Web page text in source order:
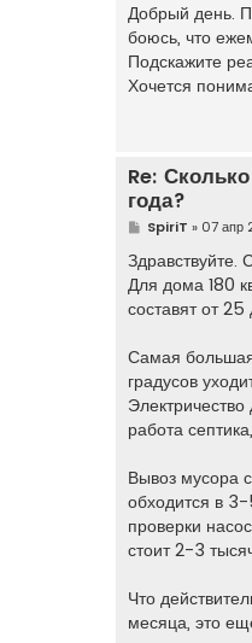
о
б
щ
е
н
и
Добрый день.
боюсь, что
Подскажите
Хочется
Re:
года?
С
о
б
щ
е
н
е
SpiriT » 07 апр
Для дома 180
составят от
Самая
градусов
работа
Вывоз мусора
обходится в 3-
проверки
стоит 2-3
Что
месяца, это